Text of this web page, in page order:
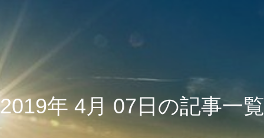
2019年 4月 07日の記事一覧